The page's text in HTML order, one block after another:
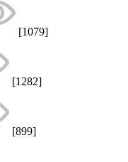
[1079]
[1282]
[899]